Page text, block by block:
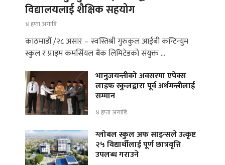
विद्यालयलाई शैक्षिक सहयोग
४ हप्ता अगाडि
काठमाडौँ /२८ असार – स्वस्तिश्री गुरुकुल आईबी कन्टिन्युम
स्कुल र प्राइम कमर्सियल बैंक लिमिटेडको संयुक्त …
भानुजयन्तीको अवसरमा एपेक्स
लाइफ स्कुलद्वारा पूर्व अर्थमन्त्रीलाई
सम्मान
४ हप्ता अगाडि
ग्लोबल स्कुल अफ साइन्सले उत्कृष्ट
२५ विद्यार्थीलाई पूर्ण छात्रवृत्ति
उपलब्ध गराउने